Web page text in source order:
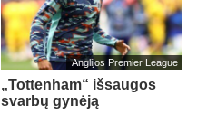
Anglijos Premier League
„Tottenham“ išsaugos
svarbų gynėją